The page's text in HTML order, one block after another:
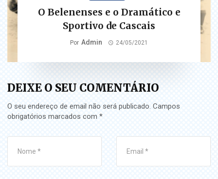
O Belenenses e o Dramático e
Sportivo de Cascais
Por Admin 24/05/2021
DEIXE O SEU COMENTÁRIO
O seu endereço de email não será publicado. Campos
obrigatórios marcados com *